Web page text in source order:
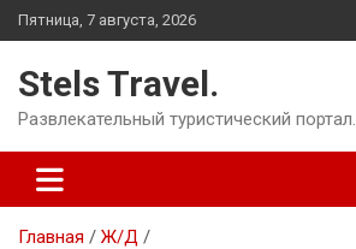
Перейти
к
Пятница, 7 августа, 2026
Stels Travel.
Развлекательный туристический портал.
Главная
Ж/Д